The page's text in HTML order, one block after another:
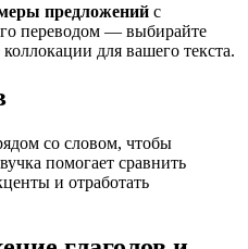
предложений с
переводом — выбирайте
для вашего текста.
со словом, чтобы
помогает сравнить
и отработать